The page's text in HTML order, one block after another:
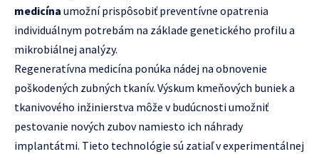
medicína umožní prispôsobiť preventívne opatrenia
individuálnym potrebám na základe genetického profilu a
mikrobiálnej analýzy.
Regeneratívna medicína ponúka nádej na obnovenie
poškodených zubných tkanív. Výskum kmeňových buniek a
tkanivového inžinierstva môže v budúcnosti umožniť
pestovanie nových zubov namiesto ich náhrady
implantátmi. Tieto technológie sú zatiaľ v experimentálnej